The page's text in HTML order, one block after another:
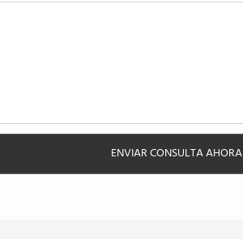
ENVIAR CONSULTA AHORA